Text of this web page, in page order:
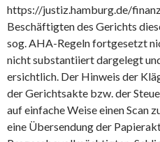
https://justiz.hamburg.de/
Beschäftigten des Gerichts
sog. AHA-Regeln fortgesetzt
nicht substantiiert dargelegt
ersichtlich. Der Hinweis der
der Gerichtsakte bzw. der
auf einfache Weise einen Scan
eine Übersendung der